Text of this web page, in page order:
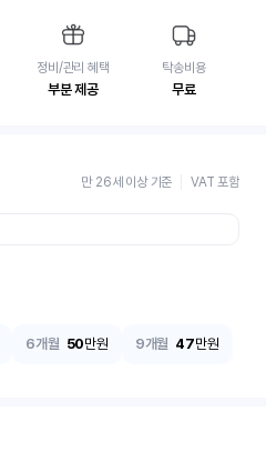
정비/관리 혜택
부분 제공
탁송비용
무료
만 26세 이상 기준 VAT 포함
6개월 50만원 9개월 47만원